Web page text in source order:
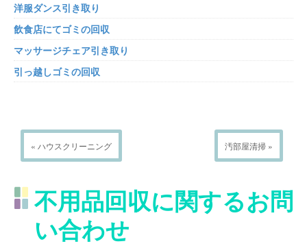
洋服ダンス引き取り
飲食店にてゴミの回収
マッサージチェア引き取り
引っ越しゴミの回収
« ハウスクリーニング 汚部屋清掃 »
不用品回収に関するお問
い合わせ